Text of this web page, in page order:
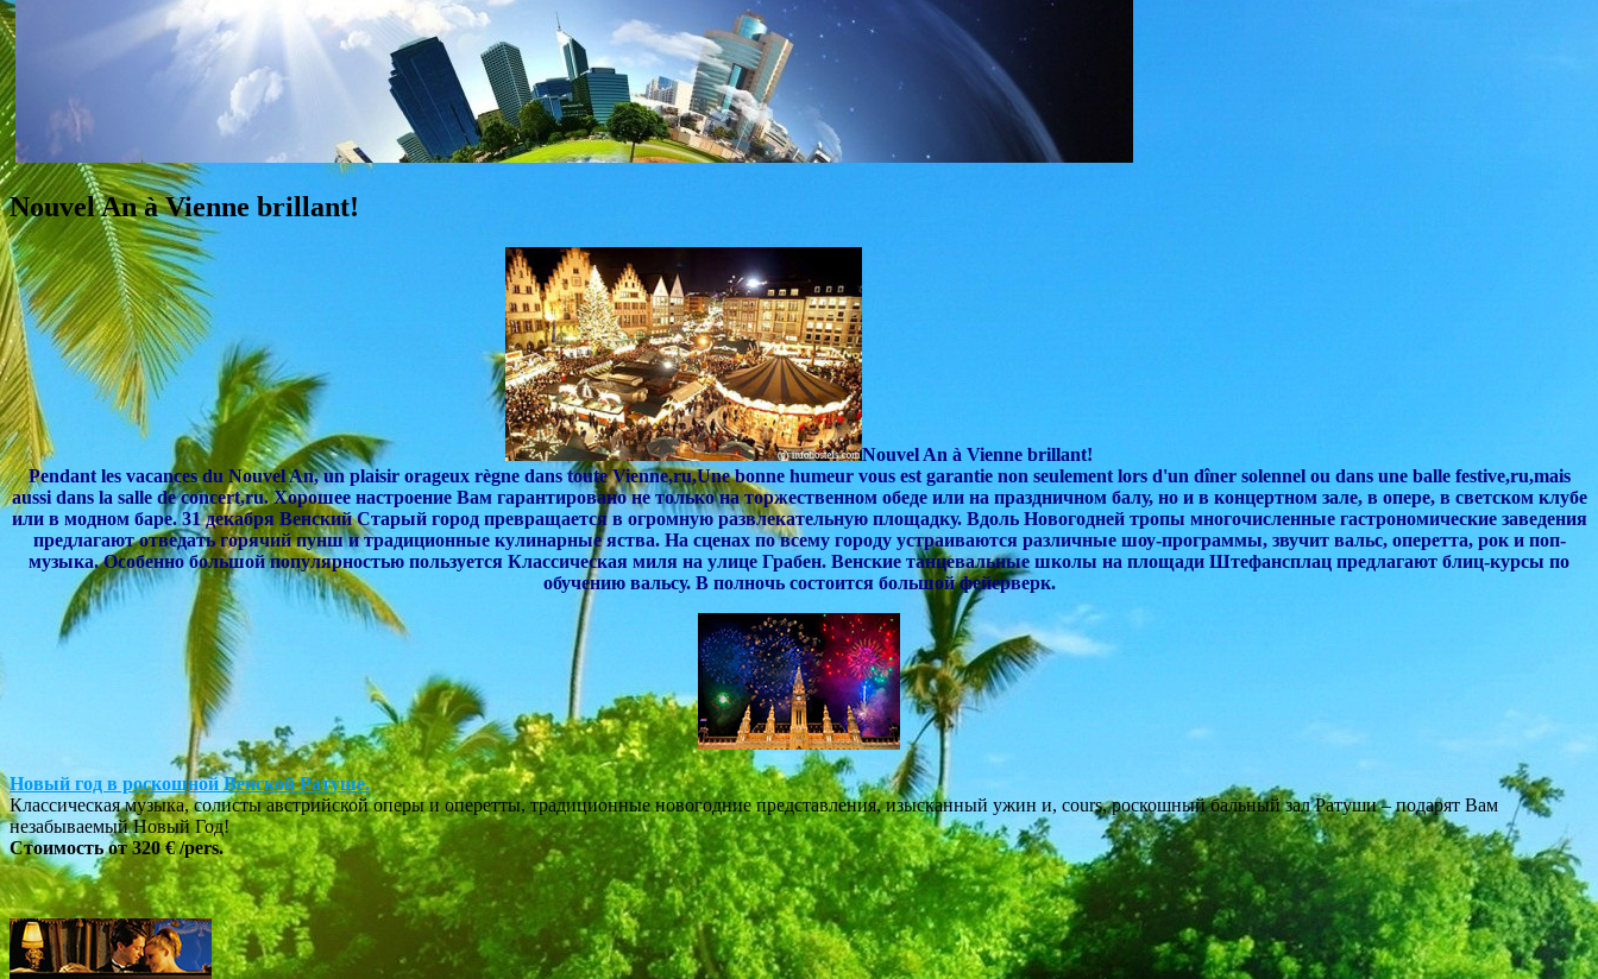
Nouvel An à Vienne brillant!
Nouvel An à Vienne brillant!
Pendant les vacances du Nouvel An, un plaisir orageux règne dans toute Vienne,ru,Une bonne humeur vous est garantie non seulement lors d'un dîner solennel ou dans une balle festive,ru,mais
aussi dans la salle de concert,ru. Хорошее настроение Вам гарантировано не только на торжественном обеде или на праздничном балу, но и в концертном зале, в опере, в светском клубе
или в модном баре. 31 декабря Венский Старый город превращается в огромную развлекательную площадку. Вдоль Новогодней тропы многочисленные гастрономические заведения
предлагают отведать горячий пунш и традиционные кулинарные яства. На сценах по всему городу устраиваются различные шоу-программы, звучит вальс, оперетта, рок и поп-
музыка. Особенно большой популярностью пользуется Классическая миля на улице Грабен. Венские танцевальные школы на площади Штефансплац предлагают блиц-курсы по
обучению вальсу. В полночь состоится большой фейерверк.
Новый год в роскошной Венской Ратуше.
Классическая музыка, солисты австрийской оперы и оперетты, традиционные новогодние представления, изысканный ужин и, cours, роскошный бальный зал Ратуши – подарят Вам
незабываемый Новый Год!
Стоимость от320 €/pers.